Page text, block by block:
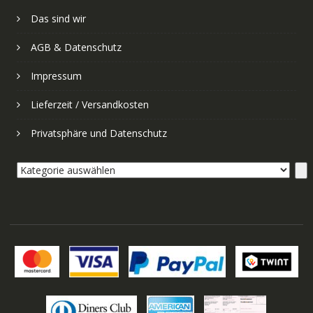
Das sind wir
AGB & Datenschutz
Impressum
Lieferzeit / Versandkosten
Privatsphäre und Datenschutz
Kategorie